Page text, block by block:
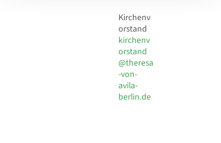
Kirchenv
orstand
kirchenv
orstand
@theresa
-von-
avila-
berlin.de